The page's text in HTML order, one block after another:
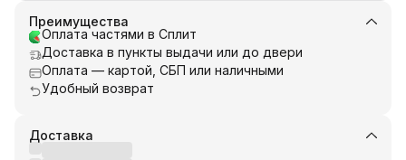
Преимущества
Оплата частями в Сплит
Доставка в пункты выдачи или до двери
Оплата — картой, СБП или наличными
Удобный возврат
Доставка